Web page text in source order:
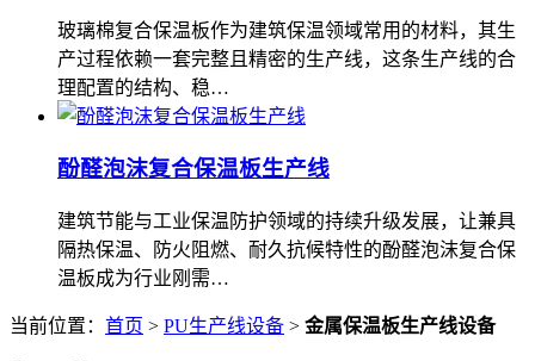
玻璃棉复合保温板作为建筑保温领域常用的材料，其生
产过程依赖一套完整且精密的生产线，这条生产线的合
理配置的结构、稳…
酚醛泡沫复合保温板生产线
建筑节能与工业保温防护领域的持续升级发展，让兼具
隔热保温、防火阻燃、耐久抗候特性的酚醛泡沫复合保
温板成为行业刚需…
当前位置： 首页 > PU生产线设备 > 金属保温板生产线设备